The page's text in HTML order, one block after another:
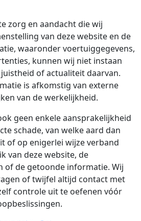
zorg en aandacht die wij
van deze website en de
waaronder voertuiggegevens,
kunnen wij niet instaan
of actualiteit daarvan.
is afkomstig van externe
van de werkelijkheid.
geen enkele aansprakelijkheid
schade, van welke aard dan
of op enigerlei wijze verband
van deze website, de
of de getoonde informatie. Wij
of twijfel altijd contact met
controle uit te oefenen vóór